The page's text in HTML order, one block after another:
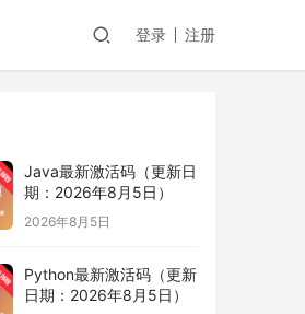
登录 注册
Java最新激活码（更新日
期：2026年8月5日）
2026年8月5日
Python最新激活码（更新
日期：2026年8月5日）